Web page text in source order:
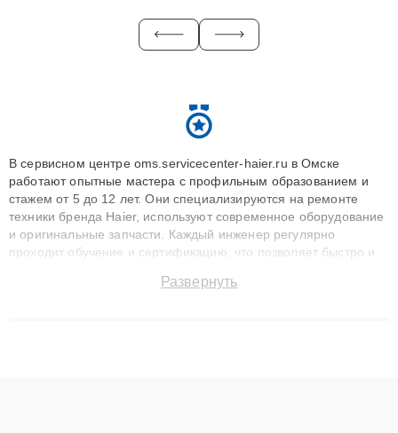
В сервисном центре oms.servicecenter-haier.ru в Омске
работают опытные мастера с профильным образованием и
стажем от 5 до 12 лет. Они специализируются на ремонте
техники бренда Haier, используют современное оборудование
и оригинальные запчасти. Каждый инженер регулярно
проходит обучение и сертификацию, что позволяет быстро и
сохранением гарантии до 3 лет. Наши мастера решают
Развернуть